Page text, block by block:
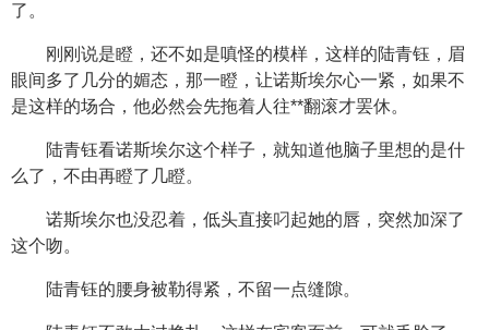
了。
刚刚说是瞪，还不如是嗔怪的模样，这样的陆青钰，眉
眼间多了几分的媚态，那一瞪，让诺斯埃尔心一紧，如果不
是这样的场合，他必然会先拖着人往**翻滚才罢休。
陆青钰看诺斯埃尔这个样子，就知道他脑子里想的是什
么了，不由再瞪了几瞪。
诺斯埃尔也没忍着，低头直接叼起她的唇，突然加深了
这个吻。
陆青钰的腰身被勒得紧，不留一点缝隙。